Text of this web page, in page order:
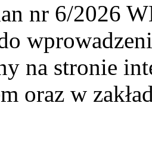
nr 6/2026
na stronie
oraz w